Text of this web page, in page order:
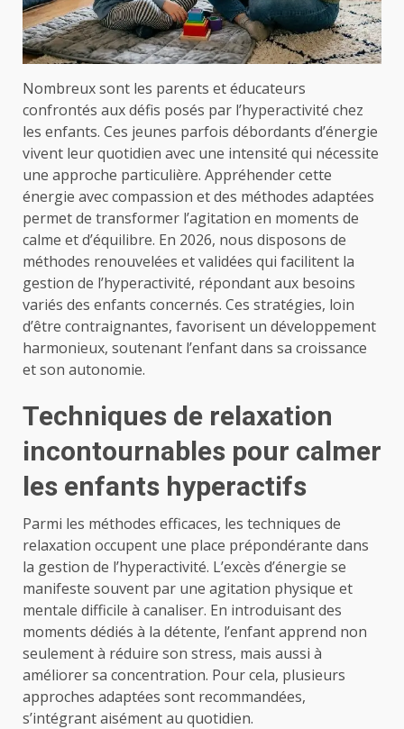
Nombreux sont les parents et éducateurs
confrontés aux défis posés par l’hyperactivité chez
les enfants. Ces jeunes parfois débordants d’énergie
vivent leur quotidien avec une intensité qui nécessite
une approche particulière. Appréhender cette
énergie avec compassion et des méthodes adaptées
permet de transformer l’agitation en moments de
calme et d’équilibre. En 2026, nous disposons de
méthodes renouvelées et validées qui facilitent la
gestion de l’hyperactivité, répondant aux besoins
variés des enfants concernés. Ces stratégies, loin
d’être contraignantes, favorisent un développement
harmonieux, soutenant l’enfant dans sa croissance
et son autonomie.
Techniques de relaxation
incontournables pour calmer
les enfants hyperactifs
Parmi les méthodes efficaces, les techniques de
relaxation occupent une place prépondérante dans
la gestion de l’hyperactivité. L’excès d’énergie se
manifeste souvent par une agitation physique et
mentale difficile à canaliser. En introduisant des
moments dédiés à la détente, l’enfant apprend non
seulement à réduire son stress, mais aussi à
améliorer sa concentration. Pour cela, plusieurs
approches adaptées sont recommandées,
s’intégrant aisément au quotidien.